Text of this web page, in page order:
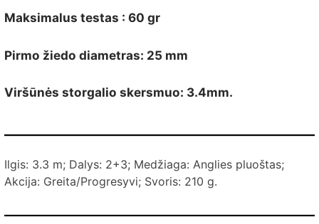
Maksimalus testas : 60 gr
Pirmo žiedo diametras: 25 mm
Viršūnės storgalio skersmuo: 3.4mm.
Ilgis: 3.3 m; Dalys: 2+3; Medžiaga: Anglies pluoštas;
Akcija: Greita/Progresyvi; Svoris: 210 g.